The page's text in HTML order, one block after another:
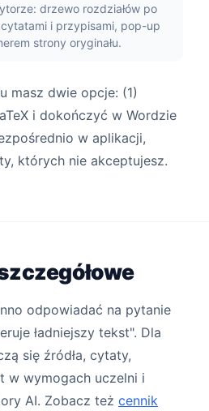
drzewo rozdziałów po
cytatami i przypisami, pop-up
strony oryginału.
masz dwie opcje: (1)
i dokończyć w Wordzie
w aplikacji,
których nie akceptujesz.
odpowiadać na pytanie
ładniejszy tekst". Dla
się źródła, cytaty,
w wymogach uczelni i
AI. Zobacz też cennik